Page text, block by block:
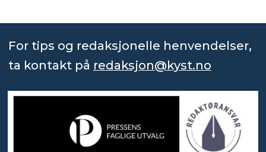
For tips og redaksjonelle henvendelser,
ta kontakt på redaksjon@kyst.no